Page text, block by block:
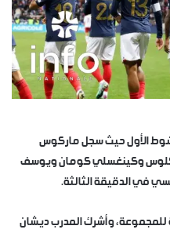
نهاية الشوط الأول حيث سجل ماركوس
كلوس وكينغسلي كومان ويوسف
في الدقيقة الثالثة.
وأشرك المدرب ديشان